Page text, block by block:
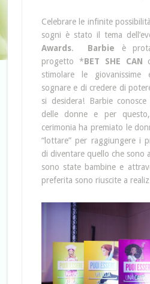
Celebrare le infinite
sogni è stato il tema
Awards. Barbie è
progetto *BET SHE CAN
stimolare le
sognare e di credere di
si desidera! Barbie
delle donne e per
cerimonia ha premiato le
“lottare” per raggiungere i
di diventare quello che sono
sono state bambine e
preferita sono riuscite a